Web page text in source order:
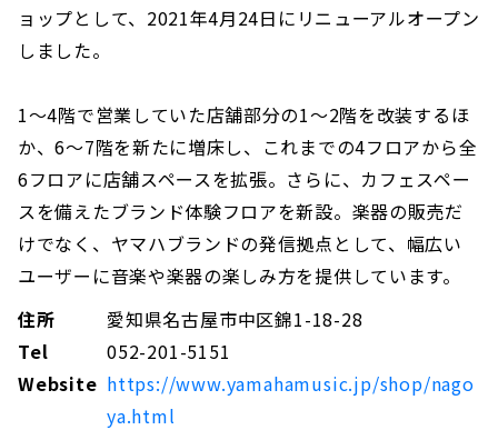
ョップとして、2021年4月24日にリニューアルオープン
しました。
1～4階で営業していた店舗部分の1～2階を改装するほ
か、6～7階を新たに増床し、これまでの4フロアから全
6フロアに店舗スペースを拡張。さらに、カフェスペー
スを備えたブランド体験フロアを新設。楽器の販売だ
けでなく、ヤマハブランドの発信拠点として、幅広い
ユーザーに音楽や楽器の楽しみ方を提供しています。
住所
愛知県名古屋市中区錦1-18-28
Tel
052-201-5151
Website https://www.yamahamusic.jp/shop/nago
ya.html